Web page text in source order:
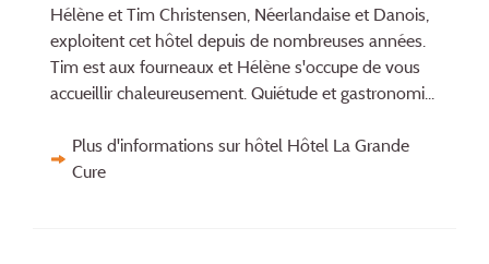
Hélène et Tim Christensen, Néerlandaise et Danois,
exploitent cet hôtel depuis de nombreuses années.
Tim est aux fourneaux et Hélène s'occupe de vous
accueillir chaleureusement. Quiétude et gastronomi...
Plus d'informations sur hôtel Hôtel La Grande
Cure